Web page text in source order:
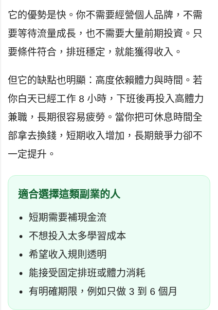
它的優勢是快。你不需要經營個人品牌，不需
要等待流量成長，也不需要大量前期投資。只
要條件符合，排班穩定，就能獲得收入。
但它的缺點也明顯：高度依賴體力與時間。若
你白天已經工作 8 小時，下班後再投入高體力
兼職，長期很容易疲勞。當你把可休息時間全
部拿去換錢，短期收入增加，長期競爭力卻不
一定提升。
適合選擇這類副業的人
短期需要補現金流
不想投入太多學習成本
希望收入規則透明
能接受固定排班或體力消耗
有明確期限，例如只做 3 到 6 個月